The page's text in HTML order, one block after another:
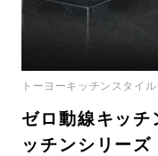
トーヨーキッチンスタイ
ゼロ動線キッ
ッチンシリーズ